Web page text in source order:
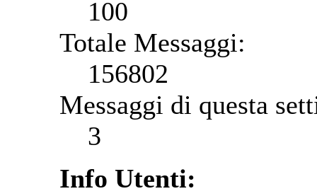
100
Totale Messaggi:
156802
Messaggi di questa
3
Info Utenti: